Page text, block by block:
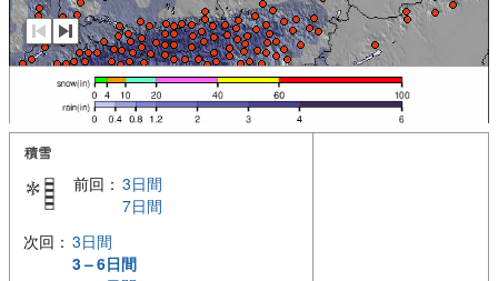
積雪
前回： 3日間
7日間
次回： 3日間
3 – 6日間